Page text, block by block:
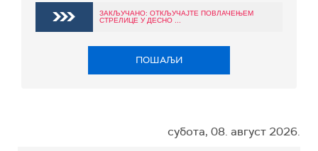
ЗАКЉУЧАНО: ОТКЉУЧАЈТЕ ПОВЛАЧЕЊЕМ
СТРЕЛИЦЕ У ДЕСНО ...
ПОШАЉИ
субота, 08. август 2026.